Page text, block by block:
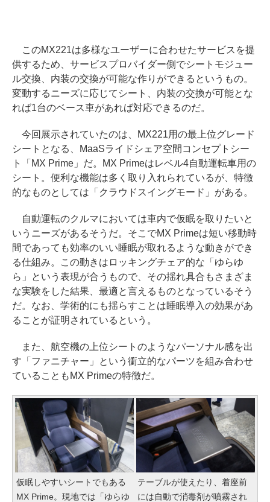
このMX221は多様なユーザーに合わせたサービスを提
供するため、サービスプロバイダー側でシートモジュー
ル交換、内装の交換が可能な作りができるというもの。
変動するニーズに応じてシート、内装の交換が可能とな
れば1台のベース車があれば対応できるのだ。
今回展示されていたのは、MX221用の最上位グレード
シートとなる、MaaSライドシェア空間コンセプトシー
ト「MX Prime」だ。MX Primeはレベル4自動運転車用の
シート。便利な機能は多く取り入れられているが、特徴
的なものとしては「クラウドスイングモード」がある。
自動運転のクルマにおいては車内で仮眠を取りたいと
いうニーズがあるそうだ。そこでMX Primeは短い移動時
間であっても効率のいい睡眠が取れるような動きができ
る仕組み。この動きはロッキングチェア的な「ゆらゆ
ら」という表現が合うもので、その揺れ具合もさまざま
な実験をした結果、最適と言えるものとなっているそう
だ。なお、学術的にも揺らすことは睡眠導入の効果があ
ることが証明されているという。
また、航空機の上位シートのようなパーソナル感を出
す「ファニチャー」という衝立的なパーツを組み合わせ
ていることもMX Primeの特徴だ。
仮眠しやすいシートでもある
MX Prime。現地では「ゆらゆ
テーブルが使えたり、着座前
には自動で消毒剤が噴霧され